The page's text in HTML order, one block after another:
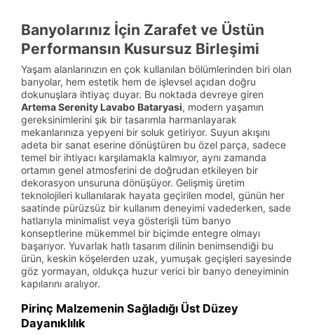
Banyolarınız İçin Zarafet ve Üstün
Performansın Kusursuz Birleşimi
Yaşam alanlarınızın en çok kullanılan bölümlerinden biri olan
banyolar, hem estetik hem de işlevsel açıdan doğru
dokunuşlara ihtiyaç duyar. Bu noktada devreye giren
Artema Serenity Lavabo Bataryasi, modern yaşamın
gereksinimlerini şık bir tasarımla harmanlayarak
mekanlarınıza yepyeni bir soluk getiriyor. Suyun akışını
adeta bir sanat eserine dönüştüren bu özel parça, sadece
temel bir ihtiyacı karşılamakla kalmıyor, aynı zamanda
ortamın genel atmosferini de doğrudan etkileyen bir
dekorasyon unsuruna dönüşüyor. Gelişmiş üretim
teknolojileri kullanılarak hayata geçirilen model, günün her
saatinde pürüzsüz bir kullanım deneyimi vadederken, sade
hatlarıyla minimalist veya gösterişli tüm banyo
konseptlerine mükemmel bir biçimde entegre olmayı
başarıyor. Yuvarlak hatlı tasarım dilinin benimsendiği bu
ürün, keskin köşelerden uzak, yumuşak geçişleri sayesinde
göz yormayan, oldukça huzur verici bir banyo deneyiminin
kapılarını aralıyor.
Pirinç Malzemenin Sağladığı Üst Düzey
Dayanıklılık